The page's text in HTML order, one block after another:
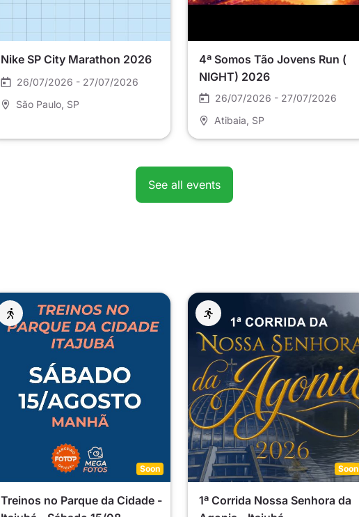
Nike SP City Marathon 2026
26/07/2026 - 27/07/2026
São Paulo , SP
4ª Somos Tão Jovens Run (
NIGHT) 2026
26/07/2026 - 27/07/2026
Atibaia , SP
See all events
Soon
Treinos no Parque da Cidade -
Soon
1ª Corrida Nossa Senhora da